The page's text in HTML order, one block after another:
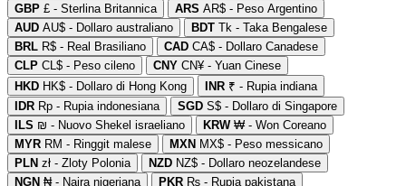
GBP £ - Sterlina Britannica ARS AR$ - Peso Argentino
AUD AU$ - Dollaro australiano BDT Tk - Taka Bengalese
BRL R$ - Real Brasiliano CAD CA$ - Dollaro Canadese
CLP CL$ - Peso cileno CNY CN¥ - Yuan Cinese
HKD HK$ - Dollaro di Hong Kong INR ₹ - Rupia indiana
IDR Rp - Rupia indonesiana SGD S$ - Dollaro di Singapore
ILS ₪ - Nuovo Shekel israeliano KRW₩ - Won Coreano
MYR RM - Ringgit malese MXN MX$ - Peso messicano
PLN zł - Zloty Polonia NZD NZ$ - Dollaro neozelandese
NGN ₦ - Naira nigeriana PKR ₨ - Rupia pakistana